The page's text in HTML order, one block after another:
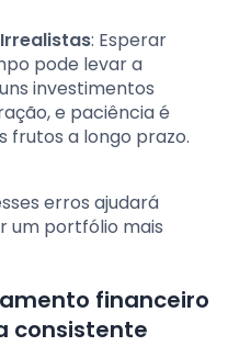
: Esperar
pode levar a
investimentos
e paciência é
frutos a longo prazo.
erros ajudará
um portfólio mais
financeiro
consistente